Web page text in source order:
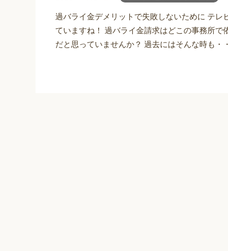
過バライ金デメリットで失敗しないために テ
ていますね！ 過バライ金請求はどこの事務所
だと思っていませんか？ 過去にはそんな時も・